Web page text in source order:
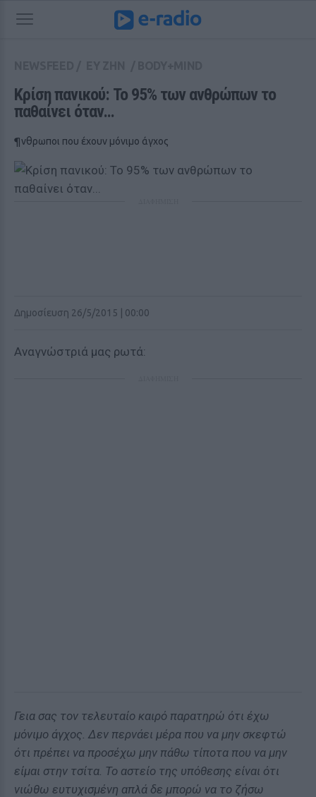
Κρίση πανικού: Το 95% των ανθρώπων το
παθαίνει όταν...
¶νθρωποι που έχουν μόνιμο άγχος
Δημοσίευση 26/5/2015 | 00:00
Αναγνώστριά μας ρωτά:
Γεια σας τον τελευταίο καιρό παρατηρώ ότι έχω
μόνιμο άγχος. Δεν περνάει μέρα που να μην σκεφτώ
ότι πρέπει να προσέχω μην πάθω τίποτα που να μην
είμαι στην τσίτα. Το αστείο της υπόθεσης είναι ότι
νιώθω ευτυχισμένη απλά δε μπορώ να το ζήσω